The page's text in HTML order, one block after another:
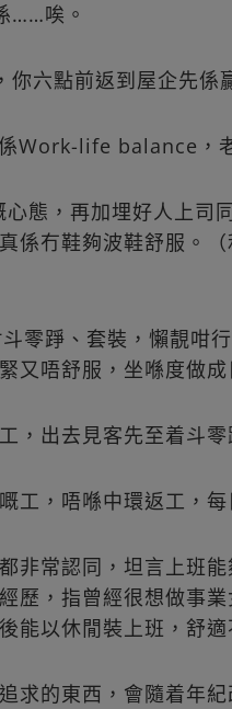
……唉。
你六點前返到屋企先係
Work-life balance，
態，再加埋好人上司
係冇鞋夠波鞋舒服。
零踭、套裝，懶靚咁
又唔舒服，坐喺度做
，出去見客先至着斗
工，唔喺中環返工，
非常認同，坦言上班
歷，指曾經很想做事
能以休閒裝上班，舒適
求的東西，會隨着年